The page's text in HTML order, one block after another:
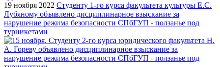
19 ноября 2022 Студенту 1-го курса факультета культуры Е.С.
Лубяному объявлено дисциплинарное взыскание за
нарушение режима безопасности СПбГУП - ползанье под
турникетами